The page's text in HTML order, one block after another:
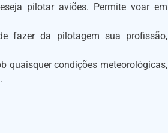
pilotar aviões. Permite voar em
fazer da pilotagem sua profissão,
quaisquer condições meteorológicas,